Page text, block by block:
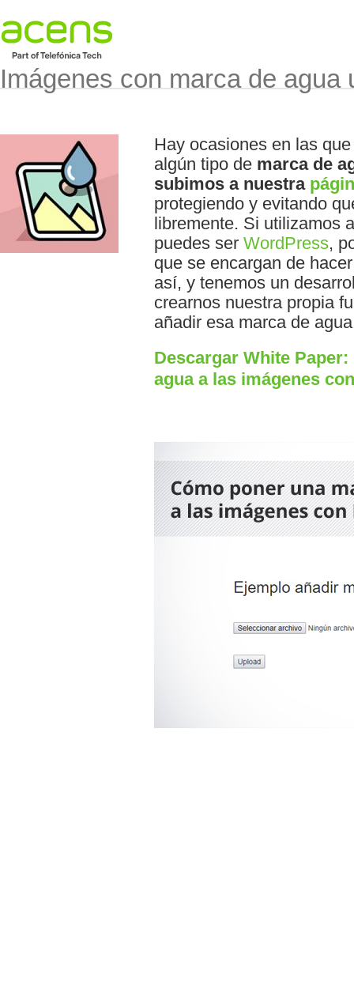
Imágenes con marca de agua
Hay ocasiones en las
algún tipo de marca de
subimos a nuestra
protegiendo y evitando
libremente. Si utilizamos
puedes ser WordPress,
que se encargan de
así, y tenemos un
crearnos nuestra propia
añadir esa marca de
Descargar White
agua a las imágenes